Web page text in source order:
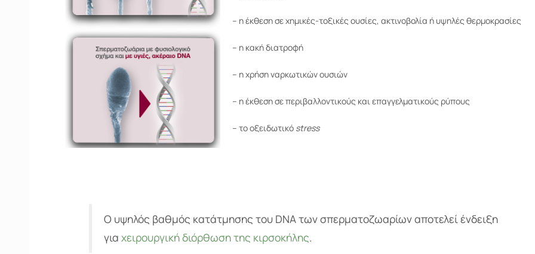
– η έκθεση σε χημικές-τοξικές ουσίες, ακτινοβολία ή υψηλές θερμοκρασίες
– η κακή διατροφή
– η χρήση ναρκωτικών ουσιών
– η έκθεση σε περιβαλλοντικούς και επαγγελματικούς ρύπους
– το οξειδωτικό stress
Ο υψηλός βαθμός κατάτμησης του DNA των σπερματοζωαρίων αποτελεί ένδειξη
για χειρουργική διόρθωση της κιρσοκήλης.